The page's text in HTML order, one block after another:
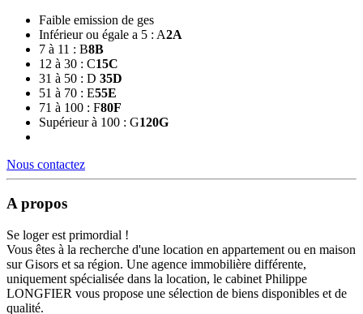
Faible emission de ges
Inférieur ou égale a 5 : A2A
7 à 11 : B8B
12 à 30 : C15C
31 à 50 : D 35D
51 à 70 : E55E
71 à 100 : F80F
Supérieur à 100 : G120G
Nous contactez
A propos
Se loger est primordial !
Vous êtes à la recherche d'une location en appartement ou en maison
sur Gisors et sa région. Une agence immobilière différente,
uniquement spécialisée dans la location, le cabinet Philippe
LONGFIER vous propose une sélection de biens disponibles et de
qualité.